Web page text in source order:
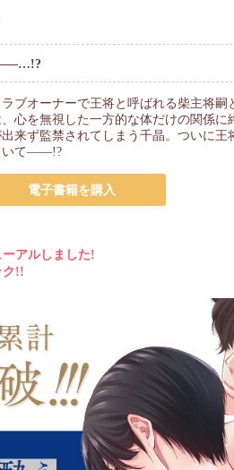
――…!?
ブオーナーで王将と呼ばれる柴主将
心を無視した一方的な体だけの関係に
来ず監禁されてしまう千晶。ついに王
いて――!?
電子書籍を購入
アルしました!
ク!!